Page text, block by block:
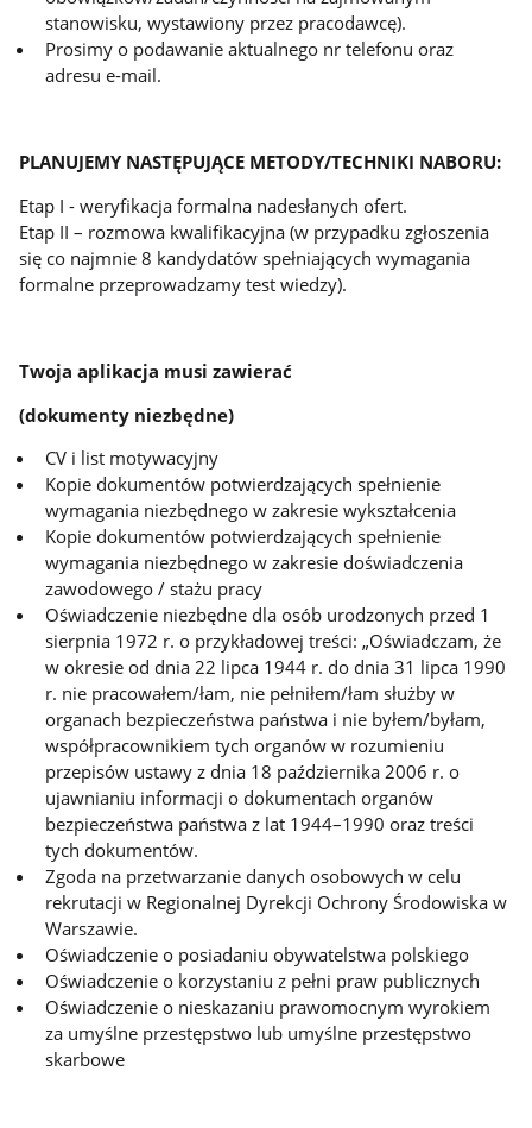
stanowisku, wystawiony przez pracodawcę).
Prosimy o podawanie aktualnego nr telefonu oraz
adresu e-mail.
PLANUJEMY NASTĘPUJĄCE METODY/TECHNIKI NABORU:
Etap I - weryfikacja formalna nadesłanych ofert.
Etap II – rozmowa kwalifikacyjna (w przypadku zgłoszenia
się co najmnie 8 kandydatów spełniających wymagania
formalne przeprowadzamy test wiedzy).
Twoja aplikacja musi zawierać
(dokumenty niezbędne)
CV i list motywacyjny
Kopie dokumentów potwierdzających spełnienie
wymagania niezbędnego w zakresie wykształcenia
Kopie dokumentów potwierdzających spełnienie
wymagania niezbędnego w zakresie doświadczenia
zawodowego / stażu pracy
Oświadczenie niezbędne dla osób urodzonych przed 1
sierpnia 1972 r. o przykładowej treści: „Oświadczam, że
w okresie od dnia 22 lipca 1944 r. do dnia 31 lipca 1990
r. nie pracowałem/łam, nie pełniłem/łam służby w
organach bezpieczeństwa państwa i nie byłem/byłam,
współpracownikiem tych organów w rozumieniu
przepisów ustawy z dnia 18 października 2006 r. o
ujawnianiu informacji o dokumentach organów
bezpieczeństwa państwa z lat 1944–1990 oraz treści
tych dokumentów.
Zgoda na przetwarzanie danych osobowych w celu
rekrutacji w Regionalnej Dyrekcji Ochrony Środowiska w
Warszawie.
Oświadczenie o posiadaniu obywatelstwa polskiego
Oświadczenie o korzystaniu z pełni praw publicznych
Oświadczenie o nieskazaniu prawomocnym wyrokiem
za umyślne przestępstwo lub umyślne przestępstwo
skarbowe